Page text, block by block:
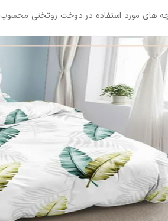
های مورد استفاده در دوخت روتختی